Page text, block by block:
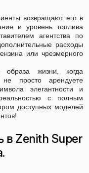
возвращают его в
и уровень топлива
агентства по
расходы
или чрезмерного
образа жизни, когда
просто арендуете
элегантности и
с полным
доступных моделей
в Zenith Super